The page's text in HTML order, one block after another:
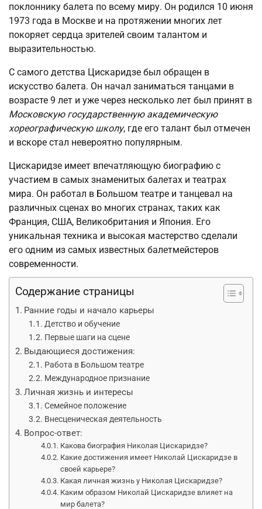
поклоннику балета по всему миру. Он родился 10 июня
1973 года в Москве и на протяжении многих лет
покоряет сердца зрителей своим талантом и
выразительностью.
С самого детства Цискаридзе был обращен в
искусство балета. Он начал заниматься танцами в
возрасте 9 лет и уже через несколько лет был принят в
Московскую государственную академическую
хореографическую школу, где его талант был отмечен
и вскоре стал невероятно популярным.
Цискаридзе имеет впечатляющую биографию с
участием в самых знаменитых балетах и театрах
мира. Он работал в Большом театре и танцевал на
различных сценах во многих странах, таких как
Франция, США, Великобритания и Япония. Его
уникальная техника и высокая мастерство сделали
его одним из самых известных балетмейстеров
современности.
Содержание страницы
Ранние годы и начало карьеры
Детство и обучение
Первые шаги на сцене
Выдающиеся достижения:
Работа в Большом театре
Международное признание
Личная жизнь и интересы
Семейное положение
Внесценическая деятельность
Вопрос-ответ:
Какова биография Николая Цискаридзе?
Какие достижения имеет Николай Цискаридзе в
своей карьере?
Какая личная жизнь у Николая Цискаридзе?
Каким образом Николай Цискаридзе влияет на
мир балета?